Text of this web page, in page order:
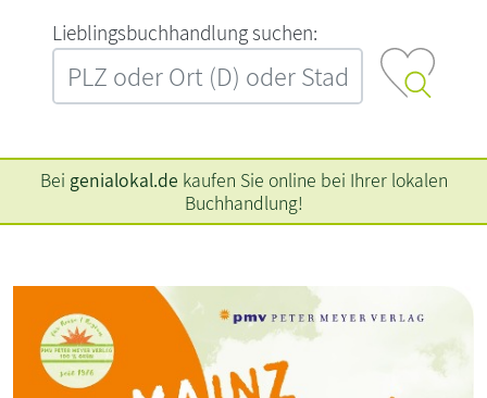
L‍i‍e‍b‍l‍i‍n‍g‍s‍b‍u‍c‍h‍h‍a‍n‍d‍l‍u‍n‍g‍ ‍s‍u‍c‍h‍e‍n‍:‍
Bei genialokal.de kaufen Sie online bei Ihrer lokalen
Buchhandlung!